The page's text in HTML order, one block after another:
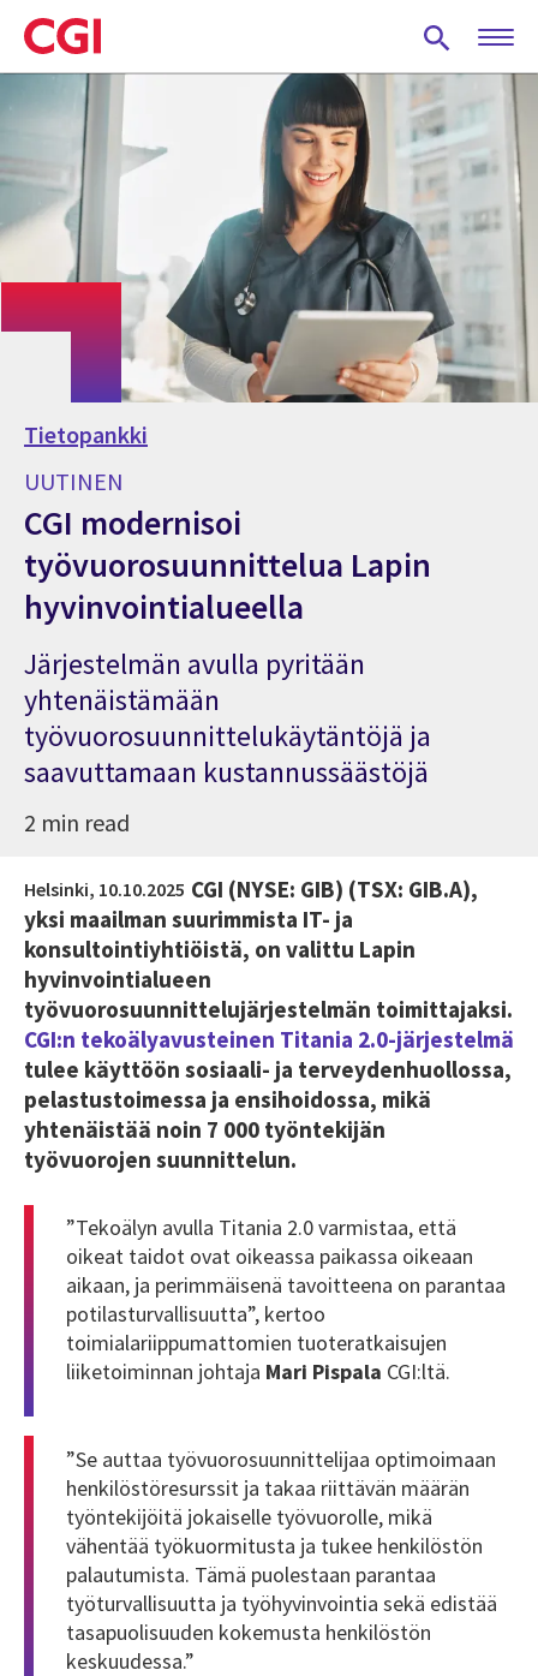
Skip
to
main
content
Tietopankki
UUTINEN
CGI modernisoi
työvuorosuunnittelua Lapin
hyvinvointialueella
Järjestelmän avulla pyritään
yhtenäistämään
työvuorosuunnittelukäytäntöjä ja
saavuttamaan kustannussäästöjä
2 min read
Helsinki, 10.10.2025 CGI (NYSE: GIB) (TSX: GIB.A),
yksi maailman suurimmista IT- ja
konsultointiyhtiöistä, on valittu Lapin
hyvinvointialueen
työvuorosuunnittelujärjestelmän toimittajaksi.
CGI:n tekoälyavusteinen Titania 2.0-järjestelmä
tulee käyttöön sosiaali- ja terveydenhuollossa,
pelastustoimessa ja ensihoidossa, mikä
yhtenäistää noin 7 000 työntekijän
työvuorojen suunnittelun.
”Tekoälyn avulla Titania 2.0 varmistaa, että
oikeat taidot ovat oikeassa paikassa oikeaan
aikaan, ja perimmäisenä tavoitteena on parantaa
potilasturvallisuutta”, kertoo
toimialariippumattomien tuoteratkaisujen
liiketoiminnan johtaja Mari Pispala CGI:ltä.
”Se auttaa työvuorosuunnittelijaa optimoimaan
henkilöstöresurssit ja takaa riittävän määrän
työntekijöitä jokaiselle työvuorolle, mikä
vähentää työkuormitusta ja tukee henkilöstön
palautumista. Tämä puolestaan parantaa
työturvallisuutta ja työhyvinvointia sekä edistää
tasapuolisuuden kokemusta henkilöstön
keskuudessa.”